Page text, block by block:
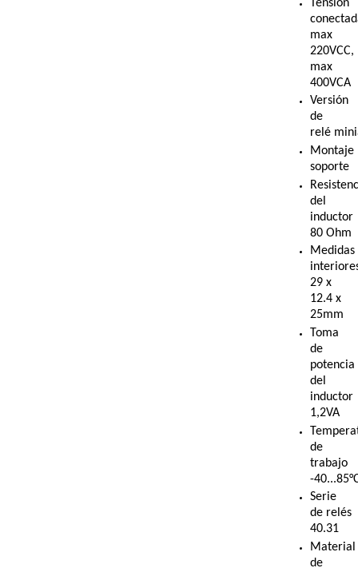
Tensión
max
220VCC,
max
Versión
de
relé
Montaje
soporte
del
inductor
80 Ohm
Medidas
29 x
12.4 x
25mm
Toma
de
potencia
del
inductor
1,2VA
de
trabajo
-
Serie
de relés
40.31
Material
de